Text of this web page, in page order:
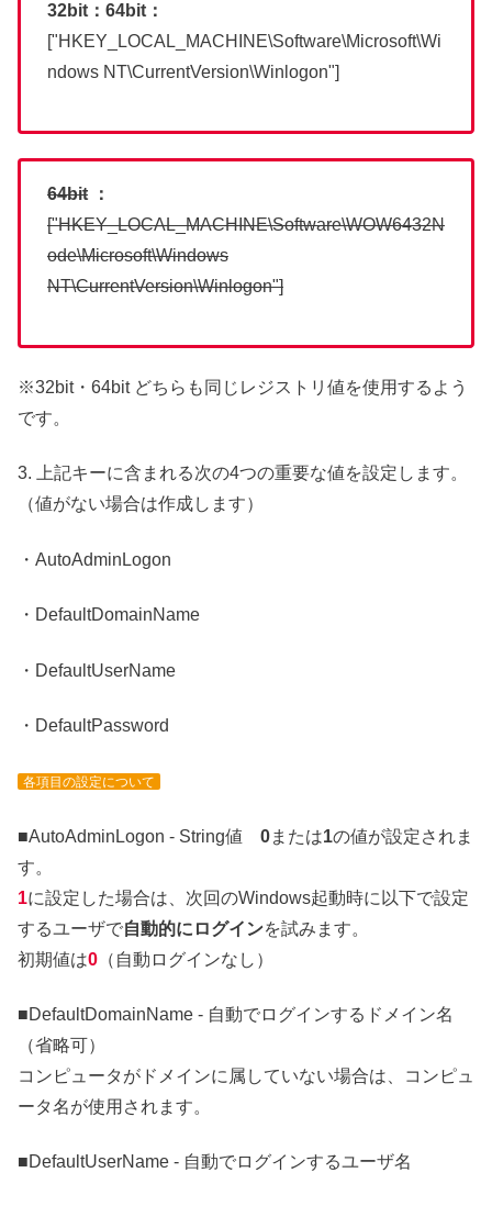
32bit：64bit：
["HKEY_LOCAL_MACHINE\Software\Microsoft\Wi
ndows NT\CurrentVersion\Winlogon"]
64bit ：
["HKEY_LOCAL_MACHINE\Software\WOW6432N
ode\Microsoft\Windows
NT\CurrentVersion\Winlogon"]
※32bit・64bit どちらも同じレジストリ値を使用するよう
です。
3. 上記キーに含まれる次の4つの重要な値を設定します。
（値がない場合は作成します）
・AutoAdminLogon
・DefaultDomainName
・DefaultUserName
・DefaultPassword
各項目の設定について
■AutoAdminLogon - String値 0または1の値が設定されま
す。
1に設定した場合は、次回のWindows起動時に以下で設定
するユーザで自動的にログインを試みます。
初期値は0 （自動ログインなし）
■DefaultDomainName - 自動でログインするドメイン名
（省略可）
コンピュータがドメインに属していない場合は、コンピュ
ータ名が使用されます。
■DefaultUserName - 自動でログインするユーザ名